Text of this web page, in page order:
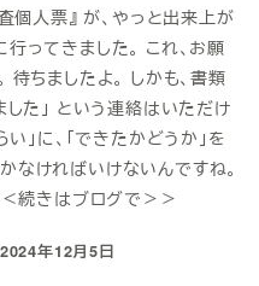
個人票』 が、やっと出来上が
ってきました。 これ、お願
ちましたよ。 しかも、書類
した」 という連絡はいただけ
」に、「できたかどうか」を
なければいけないんですね。
＜続きはブログで＞＞
投稿日
2024年12月5日